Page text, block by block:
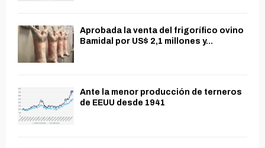
Aprobada la venta del frigorífico ovino
Bamidal por US$ 2,1 millones y...
Ante la menor producción de terneros
de EEUU desde 1941